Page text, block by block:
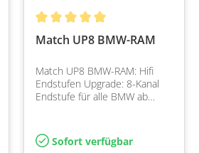
Match UP8 BMW-RAM
Match UP8 BMW-RAM: Hifi
Endstufen Upgrade: 8-Kanal
Endstufe für alle BMW ab
Austausch Plug and Play
Sofort verfügbar